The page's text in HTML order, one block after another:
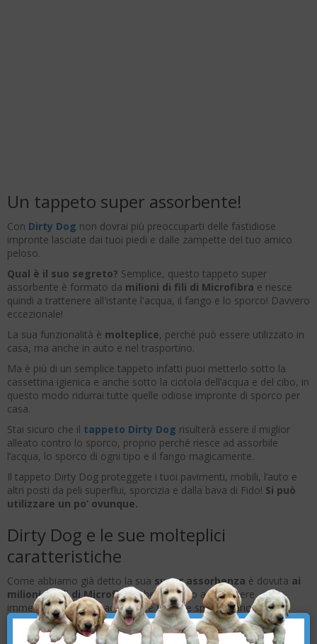
Un tappeto super assorbente!
Con Dirty Dog non dovrai più preoccuparti delle fastidiose
impronte lasciate dai tuoi piedi e dalle zampette del tuo amico
peloso.
Qual è il suo segreto? Semplice, questo tappeto super
assorbente è formato da milioni di fili di Microfibra e riesce
quindi a trattenere all'istante l'acqua, il fango e lo sporco! Davvero
eccezionale!
La sua funzionalità è molteplice, perché può essere utilizzato in
casa, ma anche in auto e nel trasportino.
Ma è più di un semplice tappeto infatti puoi metterlo sotto la
cassettina igienica e anche sotto la ciotola dell’acqua e del cibo, in
questo modo ridurrai tutte quelle odiose impronte di sporco per
casa.
Stai sicuro che il tappeto Dirty Dog risulterà essere il miglior
alleato contro lo sporco, proprio perché riesce ad assorbile
l’acqua, lo sporco di ogni tipo e il fango magicamente.
Il tappeto Dirty Dog proteggete i tuoi pavimenti, mobili, l’auto e
altri posti da peli superflui, sporcizia e dalla bava di Fido! Si può
utilizzare un po’ ovunque.
Dirty Dog e le sue molteplici
caratteristiche
Come abbiamo già detto la sua super assorbenza è dovuta ai
milioni di fili di Microfibrache riescono a trattenere
immediatamente sia acqua, che fango e sporco vario.
Vediamo tutte le sue caratteristiche:
×